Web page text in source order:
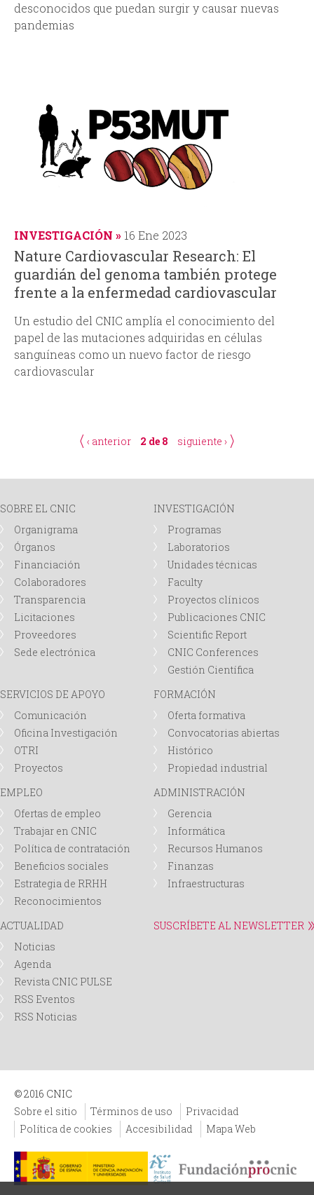
desconocidos que puedan surgir y causar nuevas
pandemias
INVESTIGACIÓN 16 Ene 2023
Nature Cardiovascular Research: El
guardián del genoma también protege
frente a la enfermedad cardiovascular
Un estudio del CNIC amplía el conocimiento del
papel de las mutaciones adquiridas en células
sanguíneas como un nuevo factor de riesgo
cardiovascular
‹ anterior 2 de 8 siguiente ›
SOBRE EL CNIC
Organigrama
Órganos
Financiación
Colaboradores
Transparencia
Licitaciones
Proveedores
Sede electrónica
INVESTIGACIÓN
Programas
Laboratorios
Unidades técnicas
Faculty
Proyectos clínicos
Publicaciones CNIC
Scientific Report
CNIC Conferences
Gestión Científica
SERVICIOS DE APOYO
Comunicación
Oficina Investigación
OTRI
Proyectos
FORMACIÓN
Oferta formativa
Convocatorias abiertas
Histórico
Propiedad industrial
EMPLEO
Ofertas de empleo
Trabajar en CNIC
Política de contratación
Beneficios sociales
Estrategia de RRHH
Reconocimientos
ADMINISTRACIÓN
Gerencia
Informática
Recursos Humanos
Finanzas
Infraestructuras
ACTUALIDAD
Noticias
Agenda
Revista CNIC PULSE
RSS Eventos
RSS Noticias
SUSCRÍBETE AL NEWSLETTER
© 2016 CNIC
Sobre el sitio
Términos de uso
Privacidad
Política de cookies
Accesibilidad Mapa Web